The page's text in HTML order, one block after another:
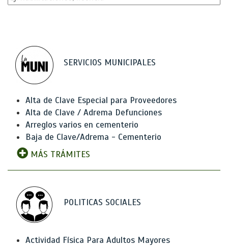
SERVICIOS MUNICIPALES
Alta de Clave Especial para Proveedores
Alta de Clave / Adrema Defunciones
Arreglos varios en cementerio
Baja de Clave/Adrema - Cementerio
MÁS TRÁMITES
POLITICAS SOCIALES
Actividad Física Para Adultos Mayores